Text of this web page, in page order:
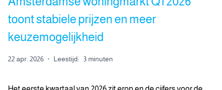
toont stabiele prijzen en meer
keuzemogelijkheid
22 apr. 2026 · Leestijd: 3 minuten